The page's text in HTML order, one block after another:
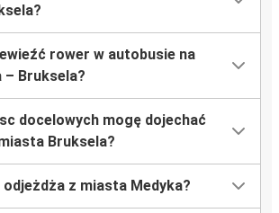
rower w autobusie na
– Bruksela?
docelowych mogę dojechać
Bruksela?
odjeżdża z miasta Medyka?